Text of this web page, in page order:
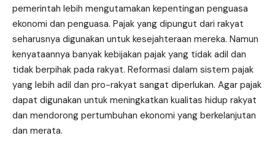
pemerintah lebih mengutamakan kepentingan penguasa
ekonomi dan penguasa. Pajak yang dipungut dari rakyat
seharusnya digunakan untuk kesejahteraan mereka. Namun
kenyataannya banyak kebijakan pajak yang tidak adil dan
tidak berpihak pada rakyat. Reformasi dalam sistem pajak
yang lebih adil dan pro-rakyat sangat diperlukan. Agar pajak
dapat digunakan untuk meningkatkan kualitas hidup rakyat
dan mendorong pertumbuhan ekonomi yang berkelanjutan
dan merata.